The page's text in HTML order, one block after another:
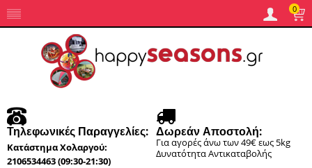
0
Τηλεφωνικές Παραγγελίες:
Κατάστημα Χολαργού:
2106534463 (09:30-21:30)
Δωρεάν Αποστολή:
Για αγορές άνω των 49€ εως 5kg
Δυνατότητα Αντικαταβολής